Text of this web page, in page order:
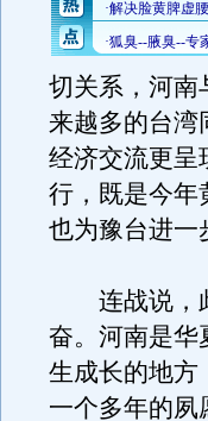
切关系，河南
来越多的台湾
经济交流更呈
行，既是今年
也为豫台进一
连战说，此
奋。河南是华
生成长的地方
一个多年的夙